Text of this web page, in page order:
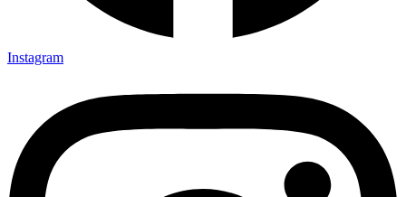
Instagram